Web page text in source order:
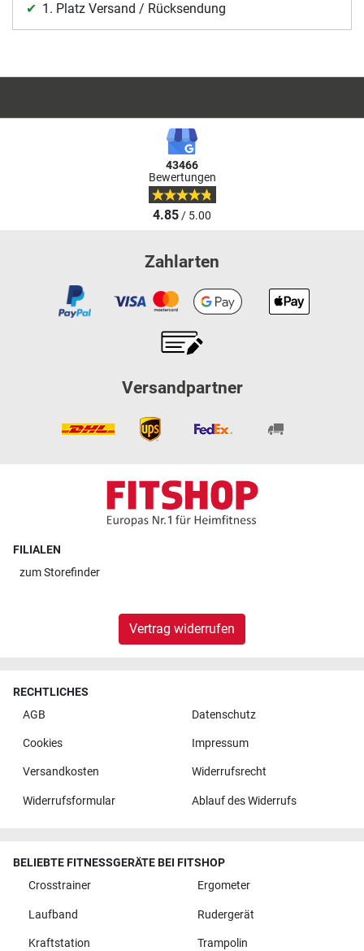
1. Platz Versand / Rücksendung
43466
Bewertungen
4.85/ 5.00
Zahlarten
Versandpartner
FILIALEN
zumStorefinder
Vertrag widerrufen
RECHTLICHES
AGB
Datenschutz
Cookies Impressum
Versandkosten Widerrufsrecht
Widerrufsformular Ablauf des Widerrufs
BELIEBTE FITNESSGERÄTE BEI FITSHOP
Crosstrainer
Ergometer
Laufband Rudergerät
Kraftstation Trampolin